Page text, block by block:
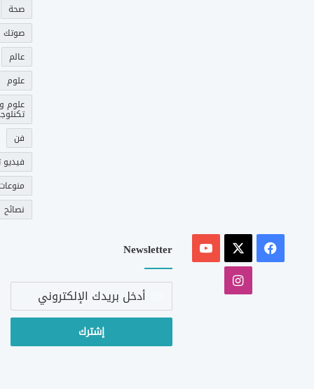
صحة
عالم
علوم
علوم و
فن
فيديو
نصائح
فيسبوك
‫YouTube
انستقرام
Newsletter
أدخل
الإلكتروني